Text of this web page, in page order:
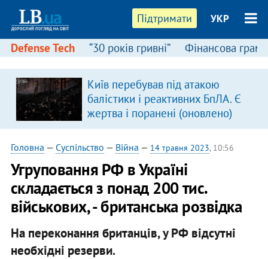
Підтримати УКР
Defense Tech “30 років гривні” Фінансова
Київ перебував під атакою
балістики і реактивних БпЛА. Є
жертва і поранені (оновлено)
Головна — Суспільство — Війна — 14 травня 2023, 10:56
Угруповання РФ в Україні
складається з понад 200 тис.
військових, - британська розвідка
На переконання британців, у РФ відсутні
необхідні резерви.